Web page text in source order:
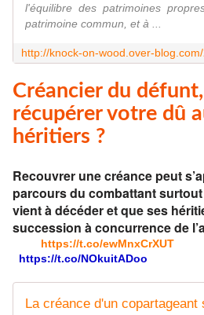
l'équilibre des patrimoines
patrimoine commun, et à ...
Créancier du
récupérer votre dû
héritiers ?
Recouvrer une créance peut
parcours du combattant
vient à décéder et que ses
succession à concurrence de
https://t.co/ewMnxCrXUT
https://t.co/NOkuitADoo